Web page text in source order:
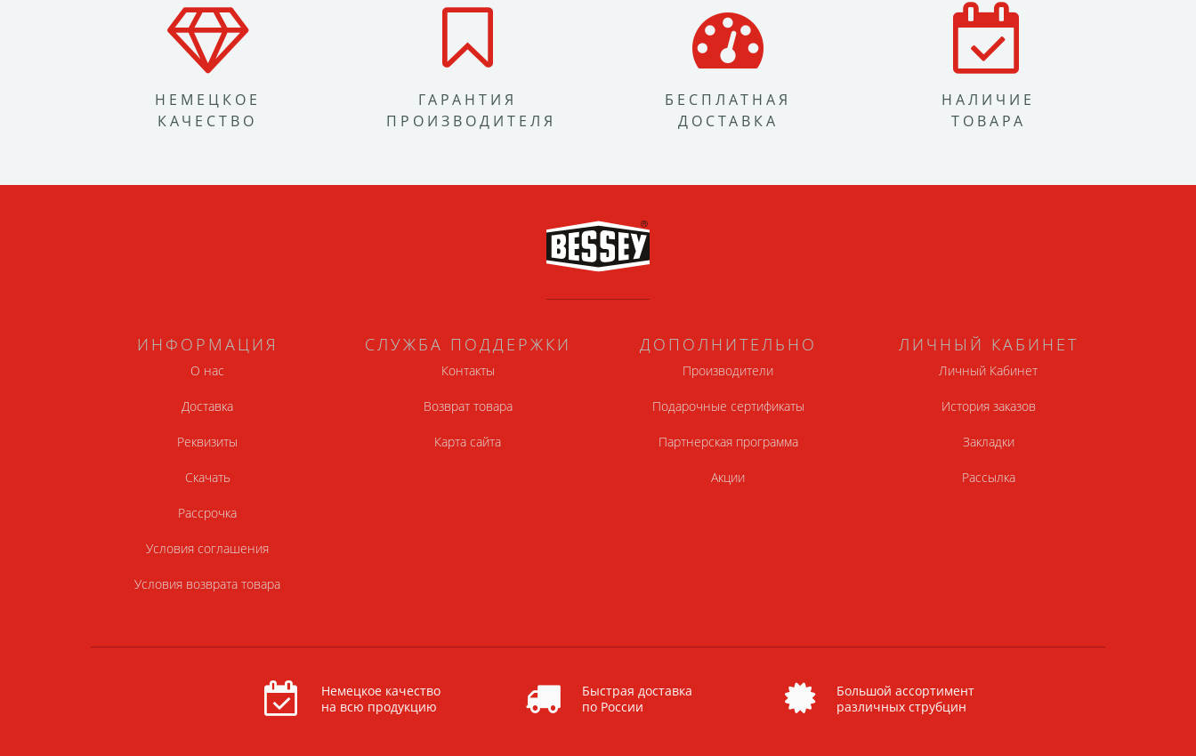
НЕМЕЦКОЕ
КАЧЕСТВО
ГАРАНТИЯ
ПРОИЗВОДИТЕЛЯ
БЕСПЛАТНАЯ
ДОСТАВКА
НАЛИЧИЕ
ТОВАРА
ИНФОРМАЦИЯ
О нас
Доставка
Реквизиты
Скачать
Рассрочка
Условия соглашения
Условия возврата товара
СЛУЖБА ПОДДЕРЖКИ
Контакты
Возврат товара
Карта сайта
ДОПОЛНИТЕЛЬНО
Производители
Подарочные сертификаты
Партнерская программа
Акции
ЛИЧНЫЙ КАБИНЕТ
Личный Кабинет
История заказов
Закладки
Рассылка
Немецкое качество
на всю продукцию
Быстрая доставка
по России
Большой ассортимент
различных струбцин